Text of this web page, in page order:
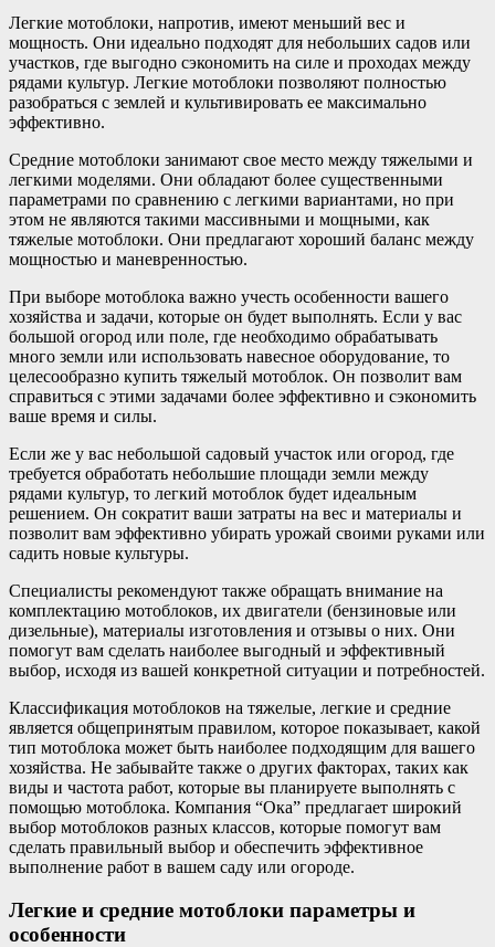
Легкие мотоблоки, напротив, имеют меньший вес и
мощность. Они идеально подходят для небольших садов или
участков, где выгодно сэкономить на силе и проходах между
рядами культур. Легкие мотоблоки позволяют полностью
разобраться с землей и культивировать ее максимально
эффективно.
Средние мотоблоки занимают свое место между тяжелыми и
легкими моделями. Они обладают более существенными
параметрами по сравнению с легкими вариантами, но при
этом не являются такими массивными и мощными, как
тяжелые мотоблоки. Они предлагают хороший баланс между
мощностью и маневренностью.
При выборе мотоблока важно учесть особенности вашего
хозяйства и задачи, которые он будет выполнять. Если у вас
большой огород или поле, где необходимо обрабатывать
много земли или использовать навесное оборудование, то
целесообразно купить тяжелый мотоблок. Он позволит вам
справиться с этими задачами более эффективно и сэкономить
ваше время и силы.
Если же у вас небольшой садовый участок или огород, где
требуется обработать небольшие площади земли между
рядами культур, то легкий мотоблок будет идеальным
решением. Он сократит ваши затраты на вес и материалы и
позволит вам эффективно убирать урожай своими руками или
садить новые культуры.
Специалисты рекомендуют также обращать внимание на
комплектацию мотоблоков, их двигатели (бензиновые или
дизельные), материалы изготовления и отзывы о них. Они
помогут вам сделать наиболее выгодный и эффективный
выбор, исходя из вашей конкретной ситуации и потребностей.
Классификация мотоблоков на тяжелые, легкие и средние
является общепринятым правилом, которое показывает, какой
тип мотоблока может быть наиболее подходящим для вашего
хозяйства. Не забывайте также о других факторах, таких как
виды и частота работ, которые вы планируете выполнять с
помощью мотоблока. Компания “Ока” предлагает широкий
выбор мотоблоков разных классов, которые помогут вам
сделать правильный выбор и обеспечить эффективное
выполнение работ в вашем саду или огороде.
Легкие и средние мотоблоки параметры и
особенности